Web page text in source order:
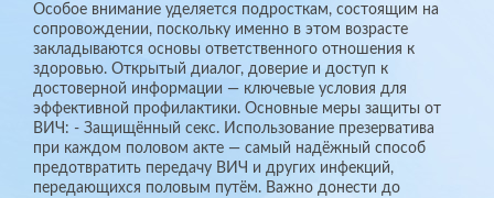
Особое внимание уделяется подросткам, состоящим на
сопровождении, поскольку именно в этом возрасте
закладываются основы ответственного отношения к
здоровью. Открытый диалог, доверие и доступ к
достоверной информации — ключевые условия для
эффективной профилактики. Основные меры защиты от
ВИЧ: - Защищённый секс. Использование презерватива
при каждом половом акте — самый надёжный способ
предотвратить передачу ВИЧ и других инфекций,
передающихся половым путём. Важно донести до